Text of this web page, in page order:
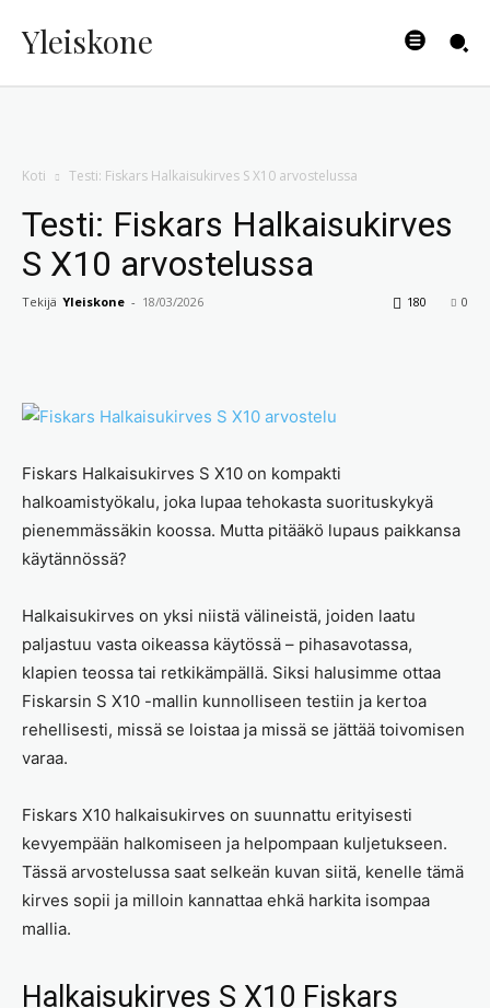
Yleiskone
Koti Testi: Fiskars Halkaisukirves S X10 arvostelussa
Testi: Fiskars Halkaisukirves
S X10 arvostelussa
Tekijä Yleiskone - 18/03/2026 0
180
Fiskars Halkaisukirves S X10 on kompakti
halkoamistyökalu, joka lupaa tehokasta suorituskykyä
pienemmässäkin koossa. Mutta pitääkö lupaus paikkansa
käytännössä?
Halkaisukirves on yksi niistä välineistä, joiden laatu
paljastuu vasta oikeassa käytössä – pihasavotassa,
klapien teossa tai retkikämpällä. Siksi halusimme ottaa
Fiskarsin S X10 -mallin kunnolliseen testiin ja kertoa
rehellisesti, missä se loistaa ja missä se jättää toivomisen
varaa.
Fiskars X10 halkaisukirves on suunnattu erityisesti
kevyempään halkomiseen ja helpompaan kuljetukseen.
Tässä arvostelussa saat selkeän kuvan siitä, kenelle tämä
kirves sopii ja milloin kannattaa ehkä harkita isompaa
mallia.
Halkaisukirves S X10 Fiskars